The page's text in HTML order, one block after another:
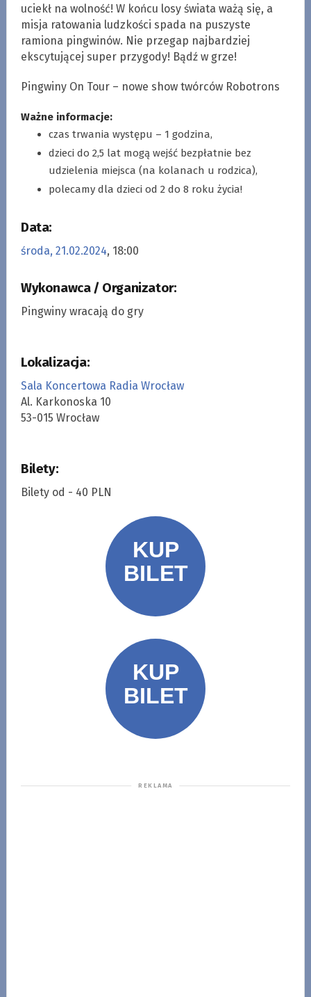
uciekł na wolność! W końcu losy świata ważą się, a
misja ratowania ludzkości spada na puszyste
ramiona pingwinów. Nie przegap najbardziej
ekscytującej super przygody! Bądź w grze!
Pingwiny On Tour – nowe show twórców Robotrons
Ważne informacje:
czas trwania występu – 1 godzina,
dzieci do 2,5 lat mogą wejść bezpłatnie bez
udzielenia miejsca (na kolanach u rodzica),
polecamy dla dzieci od 2 do 8 roku życia!
Data:
środa, 21.02.2024, 18:00
Wykonawca / Organizator:
Pingwiny wracają do gry
Lokalizacja:
Sala Koncertowa Radia Wrocław
Al. Karkonoska 10
53-015 Wrocław
Bilety:
Bilety od - 40 PLN